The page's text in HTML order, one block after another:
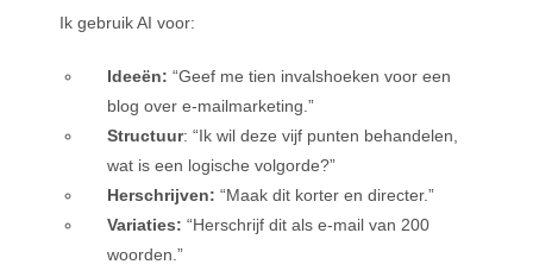
Ik gebruik AI voor:
Ideeën: “Geef me tien invalshoeken voor een
blog over e-mailmarketing.”
Structuur: “Ik wil deze vijf punten behandelen,
wat is een logische volgorde?”
Herschrijven: “Maak dit korter en directer.”
Variaties: “Herschrijf dit als e-mail van 200
woorden.”